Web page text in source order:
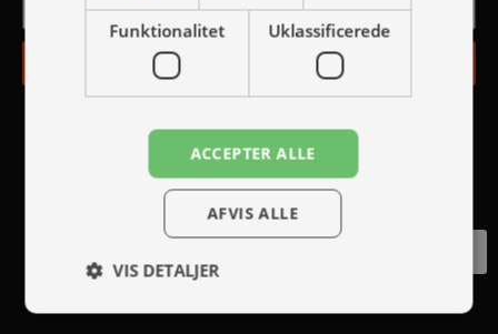
Funktionalitet Uklassificerede
ACCEPTER ALLE
AFVIS ALLE
VIS DETALJER